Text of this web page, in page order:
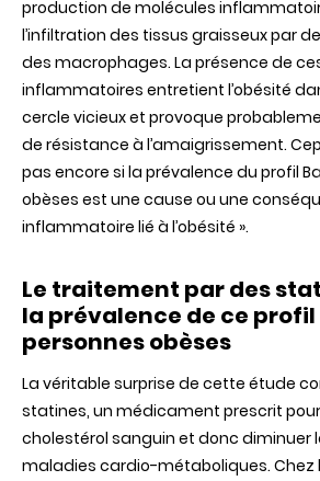
production de molécules
l’infiltration des tissus graisseux par
des macrophages. La présence de
inflammatoires entretient l’obésité
cercle vicieux et provoque
de résistance à l’amaigrissement.
pas encore si la prévalence du profil
obèses est une cause ou une
inflammatoire lié à l’obésité ».
Le traitement par des
la prévalence de ce profil
personnes obèses
La véritable surprise de cette étude
statines, un médicament prescrit
cholestérol sanguin et donc diminuer
maladies cardio-métaboliques. Chez